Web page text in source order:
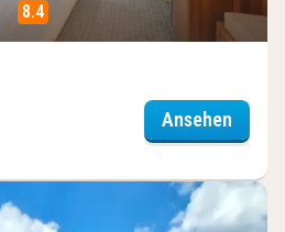
8.4
Ansehen